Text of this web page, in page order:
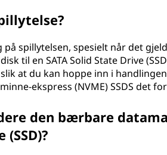
på spillytelsen, spesielt når det
til en SATA Solid State Drive
at du kan hoppe inn i
ekspress (NVME) SSDS det
den bærbare